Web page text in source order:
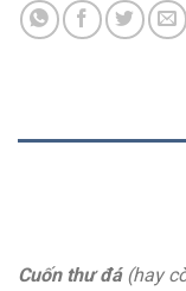
Cuốn thư đá(hay